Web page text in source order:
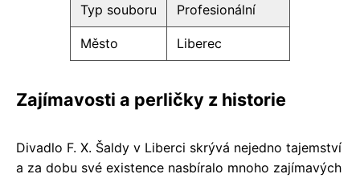
Typ souboru Profesionální
Město Liberec
Zajímavosti a perličky z historie
Divadlo F. X. Šaldy v Liberci skrývá nejedno tajemství
a za dobu své existence nasbíralo mnoho zajímavých